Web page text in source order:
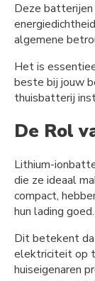
Deze batterijen
algemene
Het is
beste bij jouw
thuisbatterij
De Rol
Lithium-
die ze ideaal
compact,
hun lading goed.
Dit betekent
elektriciteit op
huiseigenaren